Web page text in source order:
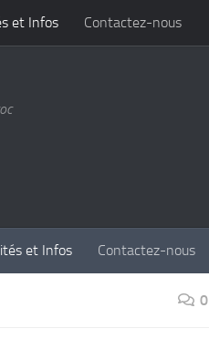
et Infos Contactez-nous
et Infos Contactez-nous
0